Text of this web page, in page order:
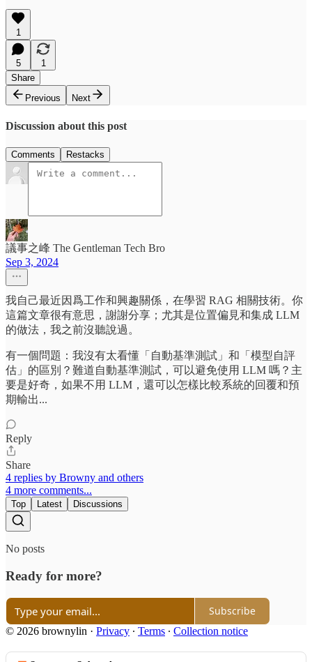
1
5
1
Share
Previous
Next
Discussion about this post
Comments Restacks
議事之峰 The Gentleman Tech Bro
Sep 3, 2024
我自己最近因爲工作和興趣關係，在學習 RAG 相關技術。你
這篇文章很有意思，謝謝分享；尤其是位置偏見和集成 LLM
的做法，我之前沒聽說過。
有一個問題：我沒有太看懂「自動基準測試」和「模型自評
估」的區別？難道自動基準測試，可以避免使用 LLM 嗎？主
要是好奇，如果不用 LLM，還可以怎樣比較系統的回覆和預
期輸出...
Reply
Share
4 replies by Browny and others
4 more comments...
Top Latest Discussions
No posts
Ready for more?
Subscribe
© 2026 brownylin · Privacy ∙ Terms ∙ Collection notice